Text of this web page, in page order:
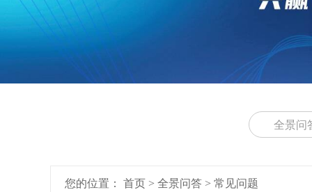
全景问
您的位置： 首页 > 全景问答 > 常见问题